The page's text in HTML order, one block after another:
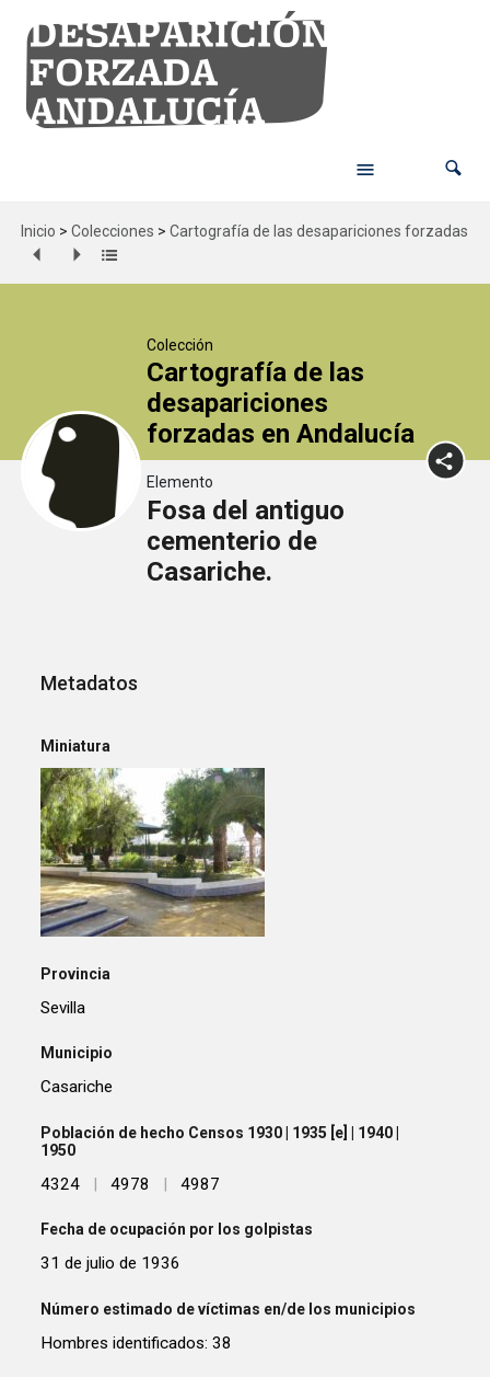
Inicio > Colecciones > Cartografía de las desapariciones forzadas
Colección
Cartografía de las
desapariciones
forzadas en Andalucía
Elemento
Fosa del antiguo
cementerio de
Casariche.
Metadatos
Miniatura
Provincia
Sevilla
Municipio
Casariche
Población de hecho Censos 1930 | 1935 [e] | 1940 |
1950
4324 | 4978 | 4987
Fecha de ocupación por los golpistas
31 de julio de 1936
Número estimado de víctimas en/de los municipios
Hombres identificados: 38